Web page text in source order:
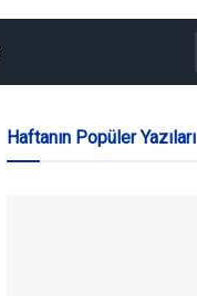
Haftanın Popüler Yazıları